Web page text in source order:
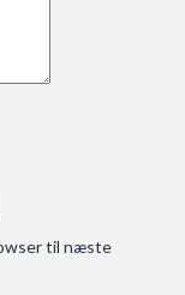
til næste